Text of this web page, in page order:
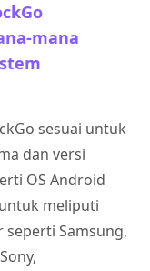
mana
sesuai untuk
dan versi
OS Android
meliputi
Samsung,